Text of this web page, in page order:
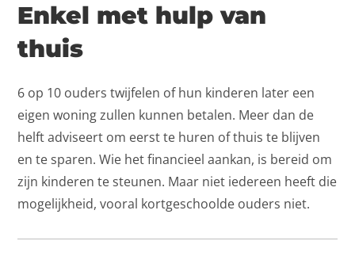
Enkel met hulp van
thuis
6 op 10 ouders twijfelen of hun kinderen later een
eigen woning zullen kunnen betalen. Meer dan de
helft adviseert om eerst te huren of thuis te blijven
en te sparen. Wie het financieel aankan, is bereid om
zijn kinderen te steunen. Maar niet iedereen heeft die
mogelijkheid, vooral kortgeschoolde ouders niet.